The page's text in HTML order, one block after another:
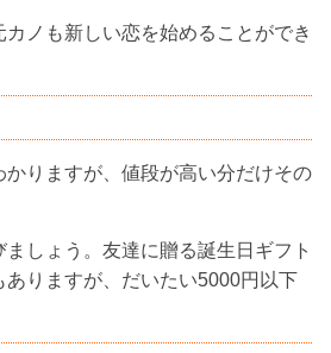
ノも新しい恋を始めることができ
りますが、値段が高い分だけその
しょう。友達に贈る誕生日ギフト
りますが、だいたい5000円以下